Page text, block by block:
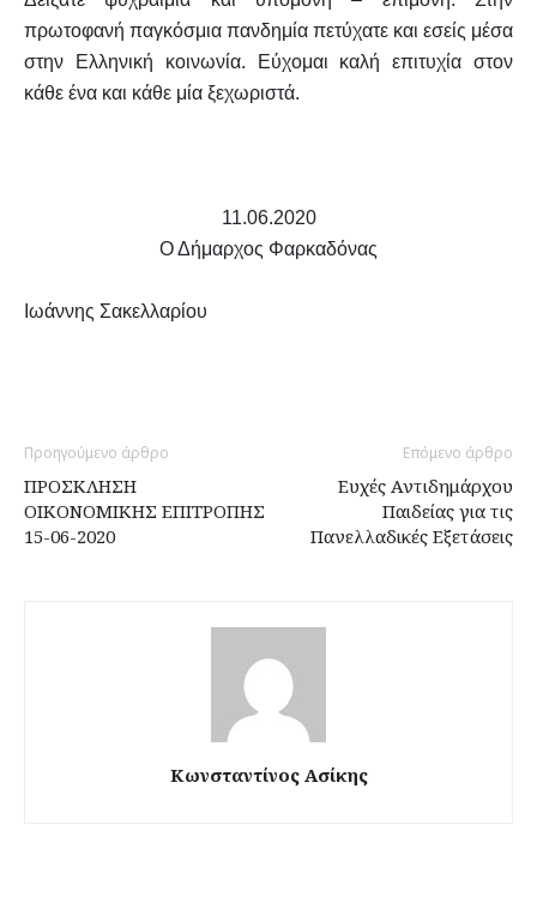
πρωτοφανή παγκόσμια πανδημία πετύχατε και εσείς μέσα
στην Ελληνική κοινωνία. Εύχομαι καλή επιτυχία στον
κάθε ένα και κάθε μία ξεχωριστά.
11.06.2020
Ο Δήμαρχος Φαρκαδόνας
Ιωάννης Σακελλαρίου
Προηγούμενο άρθρο
ΠΡΟΣΚΛΗΣΗ
ΟΙΚΟΝΟΜΙΚΗΣ ΕΠΙΤΡΟΠΗΣ
15-06-2020
Επόμενο άρθρο
Ευχές Αντιδημάρχου
Παιδείας για τις
Πανελλαδικές Εξετάσεις
Κωνσταντίνος Ασίκης